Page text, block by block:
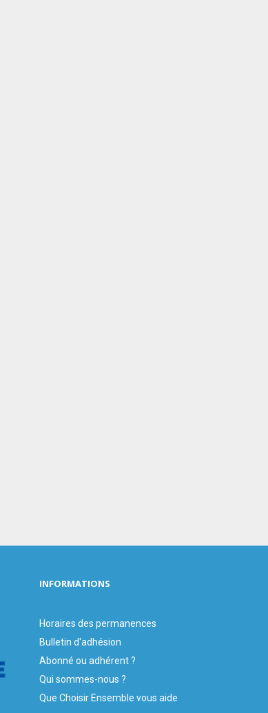
INFORMATIONS
Horaires des permanences
Bulletin d'adhésion
Abonné ou adhérent ?
Qui sommes-nous ?
Que Choisir Ensemble vous aide